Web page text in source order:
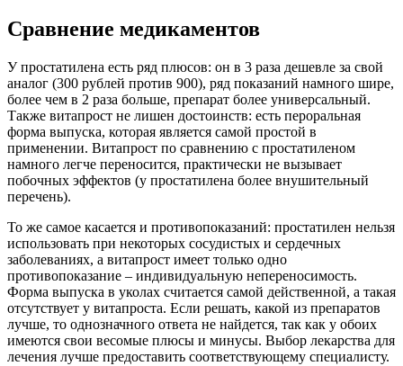
Сравнение медикаментов
У простатилена есть ряд плюсов: он в 3 раза дешевле за свой
аналог (300 рублей против 900), ряд показаний намного шире,
более чем в 2 раза больше, препарат более универсальный.
Также витапрост не лишен достоинств: есть пероральная
форма выпуска, которая является самой простой в
применении. Витапрост по сравнению с простатиленом
намного легче переносится, практически не вызывает
побочных эффектов (у простатилена более внушительный
перечень).
То же самое касается и противопоказаний: простатилен нельзя
использовать при некоторых сосудистых и сердечных
заболеваниях, а витапрост имеет только одно
противопоказание – индивидуальную непереносимость.
Форма выпуска в уколах считается самой действенной, а такая
отсутствует у витапроста. Если решать, какой из препаратов
лучше, то однозначного ответа не найдется, так как у обоих
имеются свои весомые плюсы и минусы. Выбор лекарства для
лечения лучше предоставить соответствующему специалисту.